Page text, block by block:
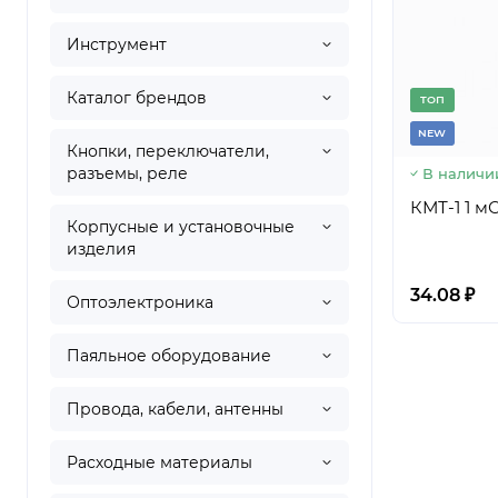
Инструмент
Каталог брендов
Кнопки, переключатели,
разъемы, реле
Корпусные и установочные
изделия
Оптоэлектроника
Паяльное оборудование
Провода, кабели, антенны
Расходные материалы
TОП
NEW
В
КМТ-1 1
34.08 ₽